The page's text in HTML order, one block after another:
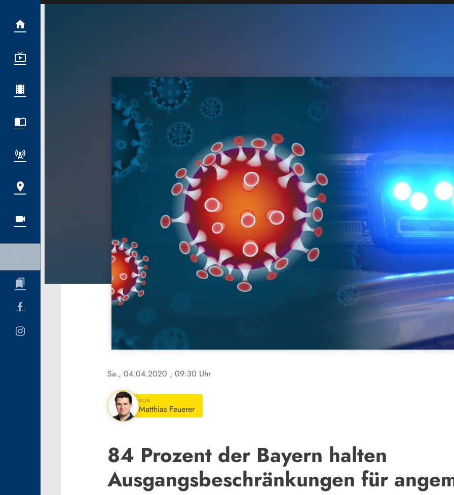
Sa., 04.04.2020 , 09:30 Uhr
VON
Matthias Feuerer
84 Prozent der Bayern halten
Ausgangsbeschränkungen für